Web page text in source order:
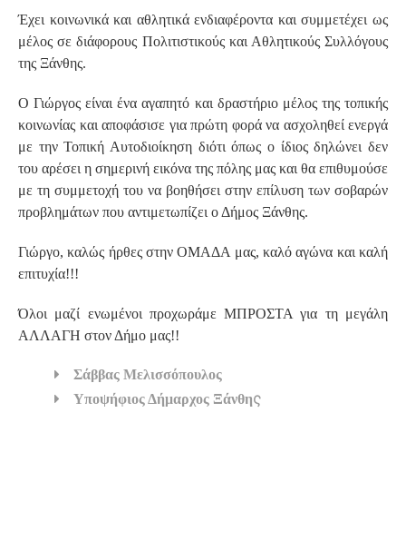
Έχει κοινωνικά και αθλητικά ενδιαφέροντα και συμμετέχει ως
μέλος σε διάφορους Πολιτιστικούς και Αθλητικούς Συλλόγους
της Ξάνθης.
Ο Γιώργος είναι ένα αγαπητό και δραστήριο μέλος της τοπικής
κοινωνίας και αποφάσισε για πρώτη φορά να ασχοληθεί ενεργά
με την Τοπική Αυτοδιοίκηση διότι όπως ο ίδιος δηλώνει δεν
του αρέσει η σημερινή εικόνα της πόλης μας και θα επιθυμούσε
με τη συμμετοχή του να βοηθήσει στην επίλυση των σοβαρών
προβλημάτων που αντιμετωπίζει ο Δήμος Ξάνθης.
Γιώργο, καλώς ήρθες στην ΟΜΑΔΑ μας, καλό αγώνα και καλή
επιτυχία!!!
Όλοι μαζί ενωμένοι προχωράμε ΜΠΡΟΣΤΑ για τη μεγάλη
ΑΛΛΑΓΗ στον Δήμο μας!!
Σάββας Μελισσόπουλος
Υποψήφιος Δήμαρχος Ξάνθης